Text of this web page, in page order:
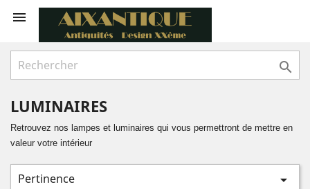


LUMINAIRES
Retrouvez nos lampes et luminaires qui vous permettront de mettre en
valeur votre intérieur
Pertinence 